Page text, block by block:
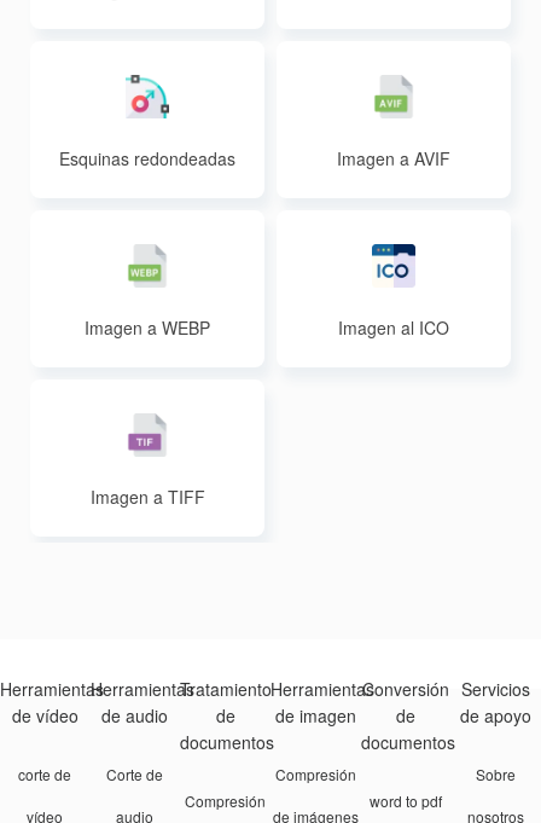
Esquinas redondeadas
Imagen a AVIF
Imagen a WEBP Imagen al ICO
Imagen a TIFF
Herramientas
de vídeo
corte de
vídeo
Herramientas
de audio
Corte de
audio
Tratamiento
de
documentos
Compresión
Herramientas
de imagen
Compresión
de imágenes
Conversión
de
documentos
word to pdf
Servicios
de apoyo
Sobre
nosotros